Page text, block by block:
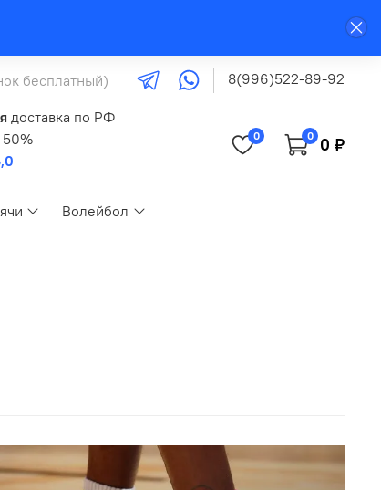
бесплатный) 8(996)522-89-92
доставка по РФ
50%
0 0 0 ₽
Волейбол